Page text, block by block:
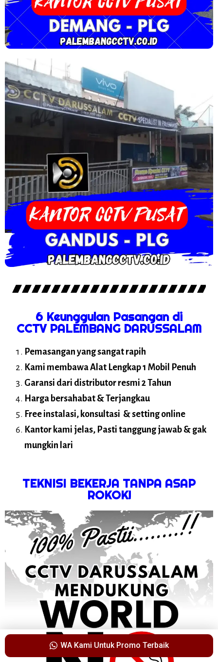
6 Keunggulan Pasangan di
CCTV PALEMBANG DARUSSALAM
Pemasangan yang sangat rapih
Kami membawa Alat Lengkap 1 Mobil Penuh
Garansi dari distributor resmi 2 Tahun
Harga bersahabat & Terjangkau
Free instalasi, konsultasi & setting online
Kantor kami jelas, Pasti tanggung jawab & gak
mungkin lari
TEKNISI BEKERJA TANPA ASAP
ROKOK!
WA Kami Untuk Promo Terbaik